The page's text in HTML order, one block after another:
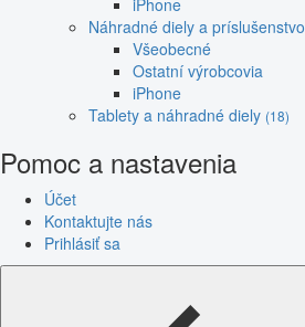
Náhradné diely a príslušenstvo
Všeobecné
Ostatní výrobcovia
iPhone
Tablety a náhradné diely (18)
Pomoc a nastavenia
Účet
Kontaktujte nás
Prihlásiť sa